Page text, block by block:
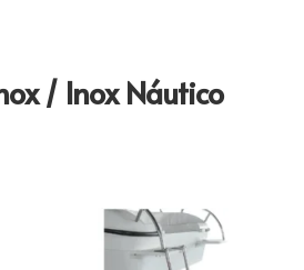
/ Inox Náutico